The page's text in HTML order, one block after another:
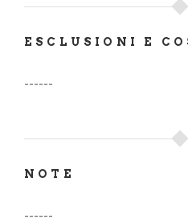
ESCLUSIONI E
------
NOTE
------